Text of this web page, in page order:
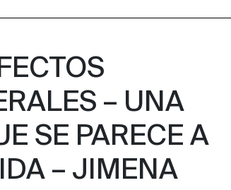
– UNA
SE PARECE A
– JIMENA